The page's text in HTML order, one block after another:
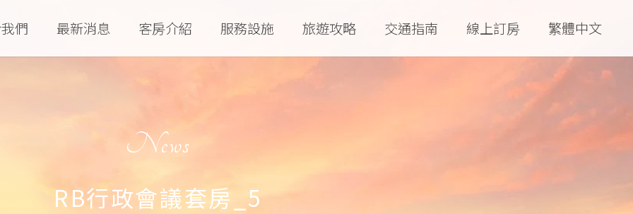
們 最新消息 客房介紹 服務設施 旅遊攻略 交通指南 線上訂房 繁體中文
News
RB行政會議套房_5